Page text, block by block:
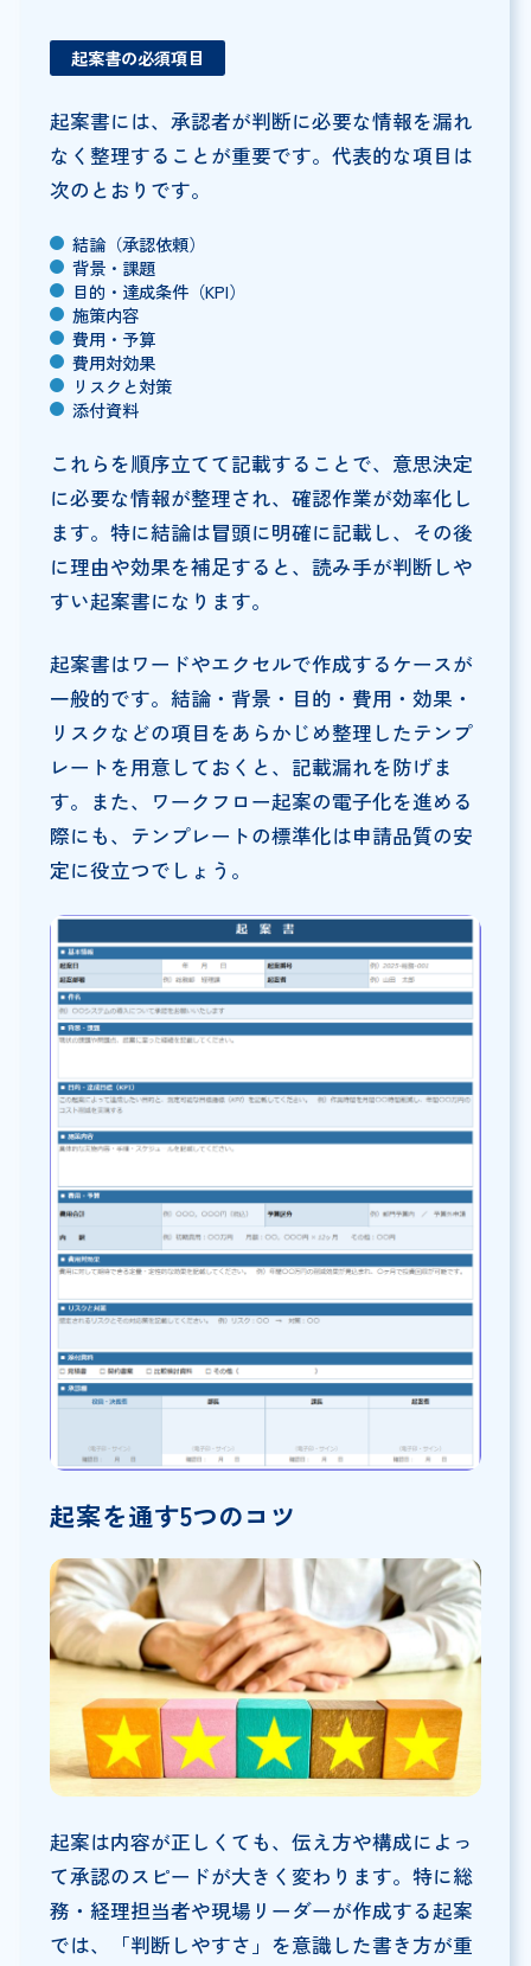
起案書の必須項目
起案書には、承認者が判断に必要な情報を漏れ
なく整理することが重要です。代表的な項目は
次のとおりです。
結論（承認依頼）
背景・課題
目的・達成条件（KPI）
施策内容
費用・予算
費用対効果
リスクと対策
添付資料
これらを順序立てて記載することで、意思決定
に必要な情報が整理され、確認作業が効率化し
ます。特に結論は冒頭に明確に記載し、その後
に理由や効果を補足すると、読み手が判断しや
すい起案書になります。
起案書はワードやエクセルで作成するケースが
一般的です。結論・背景・目的・費用・効果・
リスクなどの項目をあらかじめ整理したテンプ
レートを用意しておくと、記載漏れを防げま
す。また、ワークフロー起案の電子化を進める
際にも、テンプレートの標準化は申請品質の安
定に役立つでしょう。
起案を通す5つのコツ
起案は内容が正しくても、伝え方や構成によっ
て承認のスピードが大きく変わります。特に総
務・経理担当者や現場リーダーが作成する起案
では、「判断しやすさ」を意識した書き方が重